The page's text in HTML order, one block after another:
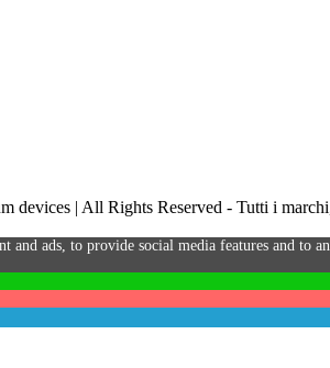
devices | All Rights Reserved - Tutti i
and ads, to provide social media features and